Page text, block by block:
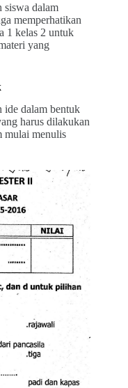
siswa dalam
memperhatikan
1 kelas 2 untuk
yang
ide dalam bentuk
harus dilakukan
mulai menulis